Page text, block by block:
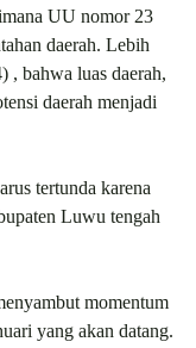
UU nomor 23
daerah. Lebih
, bahwa luas daerah,
daerah menjadi
tertunda karena
Luwu tengah
momentum
yang akan datang.